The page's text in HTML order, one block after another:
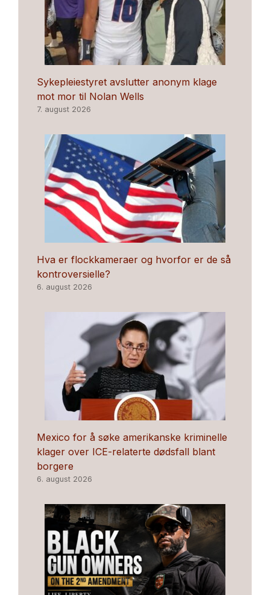
Sykepleiestyret avslutter anonym klage
mot mor til Nolan Wells
7. august 2026
Hva er flockkameraer og hvorfor er de så
kontroversielle?
6. august 2026
Mexico for å søke amerikanske kriminelle
klager over ICE-relaterte dødsfall blant
borgere
6. august 2026